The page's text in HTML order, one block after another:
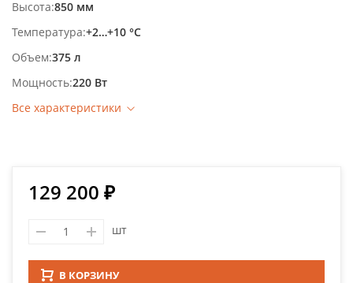
Высота 850 мм
Температура +2…+10 °С
Объем 375 л
Мощность 220 Вт
Все характеристики
129 200 ₽
шт
В КОРЗИНУ